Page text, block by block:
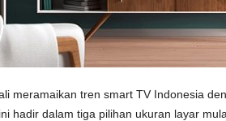
meramaikan tren smart TV Indonesia
hadir dalam tiga pilihan ukuran layar